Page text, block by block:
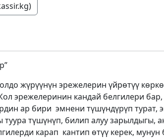
жүрүүнүн эрежелерин үйрөтүү
эрежелеринин кандай белгилери
ар бири эмнени түшүндүрүп турат,
туура түшүнүп, билип алуу зарылдыгы,
карап кантип өтүү керек, мунун